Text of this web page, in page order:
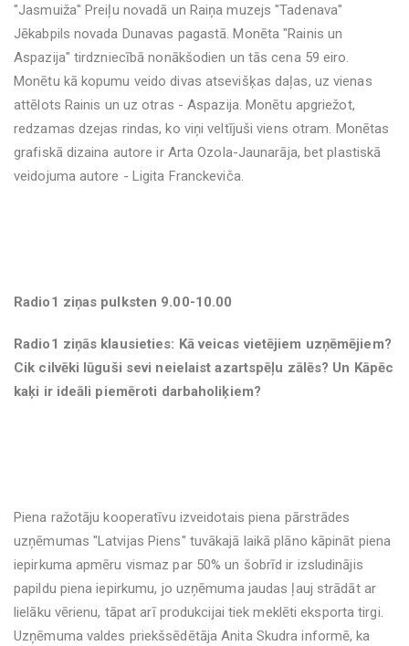
"Jasmuiža" Preiļu novadā un Raiņa muzejs "Tadenava"
Jēkabpils novada Dunavas pagastā. Monēta "Rainis un
Aspazija" tirdzniecībā nonākšodien un tās cena 59 eiro.
Monētu kā kopumu veido divas atsevišķas daļas, uz vienas
attēlots Rainis un uz otras - Aspazija. Monētu apgriežot,
redzamas dzejas rindas, ko viņi veltījuši viens otram. Monētas
grafiskā dizaina autore ir Arta Ozola-Jaunarāja, bet plastiskā
veidojuma autore - Ligita Franckeviča.
Radio1 ziņas pulksten 9.00-10.00
Radio1 ziņās klausieties: Kā veicas vietējiem uzņēmējiem?
Cik cilvēki lūguši sevi neielaist azartspēļu zālēs? Un Kāpēc
kaķi ir ideāli piemēroti darbaholiķiem?
Piena ražotāju kooperatīvu izveidotais piena pārstrādes
uzņēmumas "Latvijas Piens" tuvākajā laikā plāno kāpināt piena
iepirkuma apmēru vismaz par 50% un šobrīd ir izsludinājis
papildu piena iepirkumu, jo uzņēmuma jaudas ļauj strādāt ar
lielāku vērienu, tāpat arī produkcijai tiek meklēti eksporta tirgi.
Uzņēmuma valdes priekšsēdētāja Anita Skudra informē, ka